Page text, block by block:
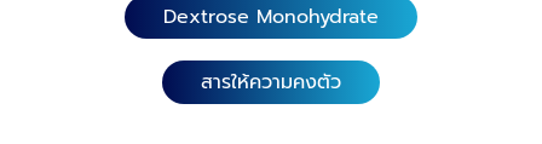
Dextrose Monohydrate
สารให้ความคงตัว